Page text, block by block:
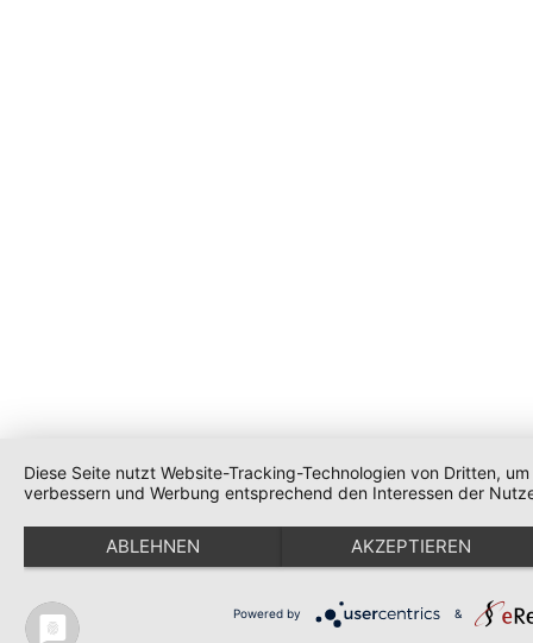
Diese Seite nutzt Website-Tracking-Technologien von Dritten,
verbessern und Werbung entsprechend den Interessen der
ABLEHNEN AKZEPTIEREN
Powered by &